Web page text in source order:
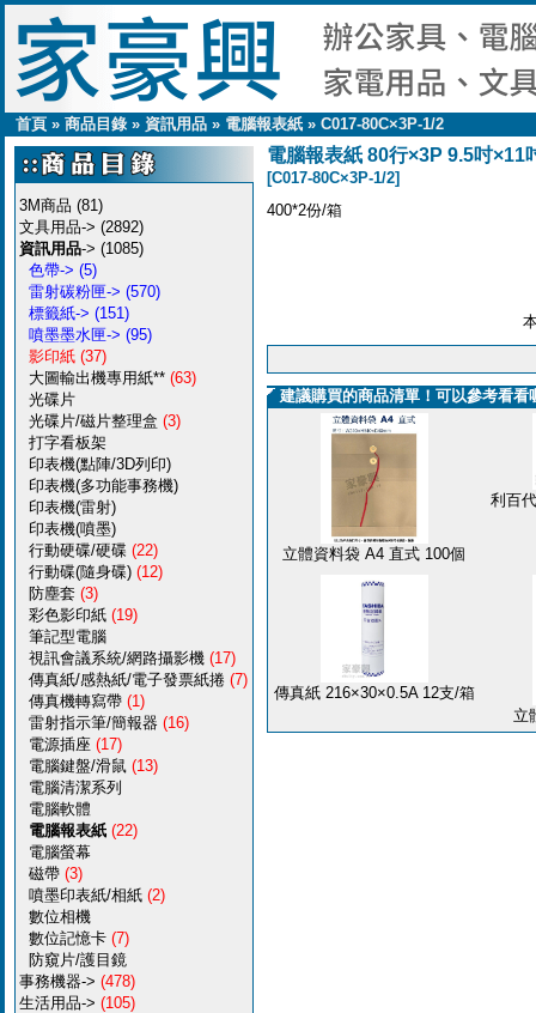
首頁 » 商品目錄» 資訊用品 » 電腦報表紙 » C017-80C×3P-1/2
3M商品 (81)
文具用品-> (2892)
資訊用品-> (1085)
色帶-> (5)
雷射碳粉匣-> (570)
標籤紙-> (151)
噴墨墨水匣-> (95)
影印紙 (37)
大圖輸出機專用紙** (63)
光碟片
光碟片/磁片整理盒 (3)
打字看板架
印表機(點陣/3D列印)
印表機(多功能事務機)
印表機(雷射)
印表機(噴墨)
行動硬碟/硬碟 (22)
行動碟(隨身碟) (12)
防塵套 (3)
彩色影印紙 (19)
筆記型電腦
視訊會議系統/網路攝影機 (17)
傳真紙/感熱紙/電子發票紙捲 (7)
傳真機轉寫帶 (1)
雷射指示筆/簡報器 (16)
電源插座 (17)
電腦鍵盤/滑鼠 (13)
電腦清潔系列
電腦軟體
電腦報表紙 (22)
電腦螢幕
磁帶 (3)
噴墨印表紙/相紙 (2)
數位相機
數位記憶卡 (7)
防窺片/護目鏡
事務機器-> (478)
生活用品-> (105)
電腦報表紙 80行×3P 9.5吋×11
[C017-80C×3P-1/2]
400*2份/箱
建議購買的商品清單！可以參考看看
立體資料袋 A4 直式 100個
利百
傳真紙 216×30×0.5A 12支/箱
立